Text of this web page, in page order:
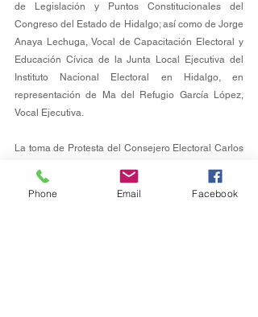
de Legislación y Puntos Constitucionales del
Congreso del Estado de Hidalgo; así como de Jorge
Anaya Lechuga, Vocal de Capacitación Electoral y
Educación Cívica de la Junta Local Ejecutiva del
Instituto Nacional Electoral en Hidalgo, en
representación de Ma del Refugio García López,
Vocal Ejecutiva.
La toma de Protesta del Consejero Electoral Carlos
https://goo.su/YQroK
Phone Email Facebook